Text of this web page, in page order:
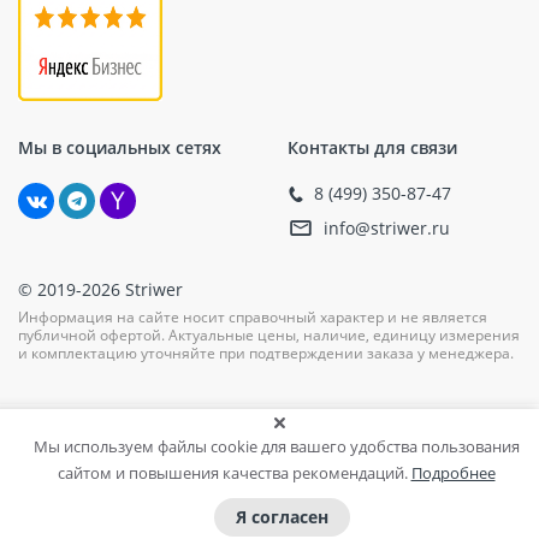
крепления утеплителя, но и способствует
минимизации “мостиков холода”.
профессиональный подход к процессу
теплоизоляции зданий и сооружений, обеспечивая
высокое качество выполнения работ и долгосрочную
эксплуатацию системы утепления.
Мы в социальных сетях Контакты для связи
8 (499) 350-87-47
info@striwer.ru
© 2019-2026 Striwer
Информация на сайте носит справочный характер и не является
публичной офертой. Актуальные цены, наличие, единицу измерения
и комплектацию уточняйте при подтверждении заказа у менеджера.
Мы используем файлы cookie для вашего удобства пользования
сайтом и повышения качества рекомендаций. Подробнее
Я согласен